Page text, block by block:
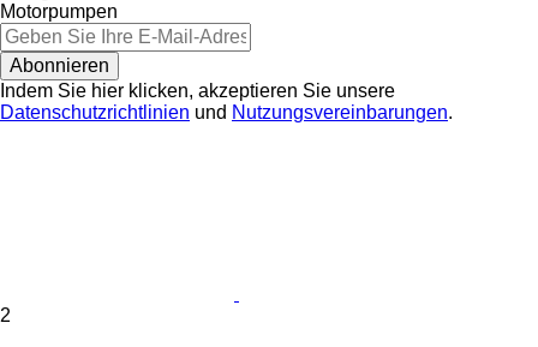
Motorpumpen
Abonnieren
Indem Sie hier klicken, akzeptieren Sie unsere
Datenschutzrichtlinien und Nutzungsvereinbarungen.
2